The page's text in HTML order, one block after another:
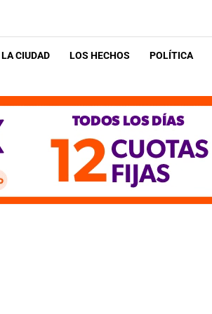
LA CIUDAD LOS HECHOS POLÍTICA